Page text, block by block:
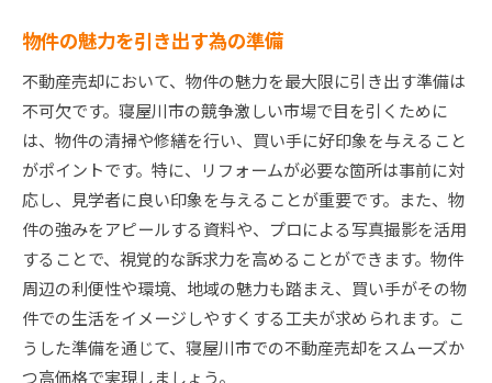
物件の魅力を引き出す為の準備
不動産売却において、物件の魅力を最大限に引き出す準備は
不可欠です。寝屋川市の競争激しい市場で目を引くために
は、物件の清掃や修繕を行い、買い手に好印象を与えること
がポイントです。特に、リフォームが必要な箇所は事前に対
応し、見学者に良い印象を与えることが重要です。また、物
件の強みをアピールする資料や、プロによる写真撮影を活用
することで、視覚的な訴求力を高めることができます。物件
周辺の利便性や環境、地域の魅力も踏まえ、買い手がその物
件での生活をイメージしやすくする工夫が求められます。こ
うした準備を通じて、寝屋川市での不動産売却をスムーズか
つ高価格で実現しましょう。